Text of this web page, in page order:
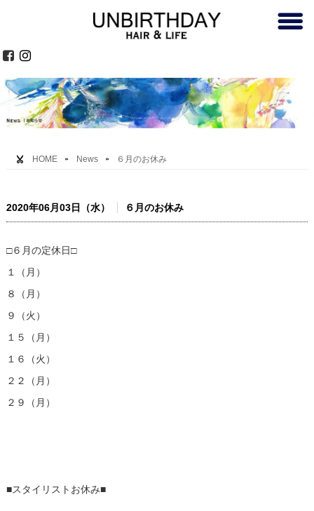
HOME News ６月のお休み
2020年06月03日（水） ６月のお休み
□６月の定休日□
１（月）
８（月）
９（火）
１５（月）
１６（火）
２２（月）
２９（月）
■スタイリストお休み■